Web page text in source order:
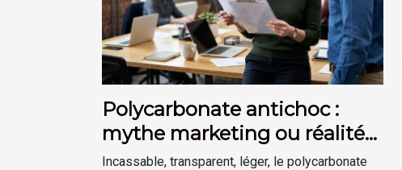
Polycarbonate antichoc :
mythe marketing ou réalité
technologique ?
Incassable, transparent, léger, le polycarbonate